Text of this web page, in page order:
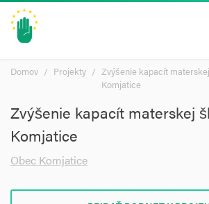
Domov Projekty
Zvýšenie kapacít
Komjatice
Zvýšenie kapacít materskej
Komjatice
Obec Komjatice